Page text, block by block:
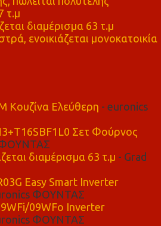
τ.μ
διαμέρισμα 63 τ.μ
ενοικιάζεται μονοκατοικία
Κουζίνα Ελεύθερη - euronics
Σετ Φούρνος
ΦΟΥΝΤΑΣ
διαμέρισμα 63 τ.μ - Grad
Easy Smart Inverter
ΦΟΥΝΤΑΣ
09WFo Inverter
ΦΟΥΝΤΑΣ